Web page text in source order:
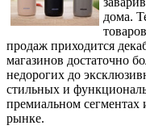
дома.
продаж приходится
магазинов достаточно
недорогих до
стильных и
премиальном сегментах
рынке.